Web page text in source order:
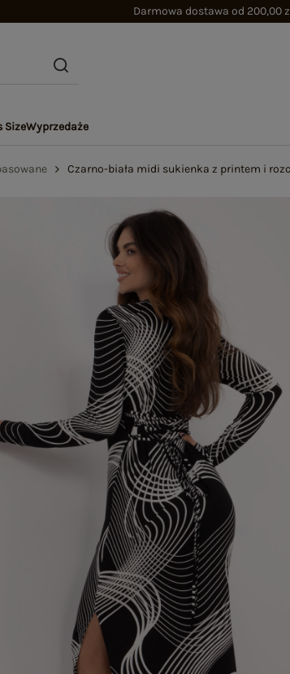
Darmowa dostawa od 200,00
SizeWyprzedaże
Czarno-biała midi sukienka z printem i